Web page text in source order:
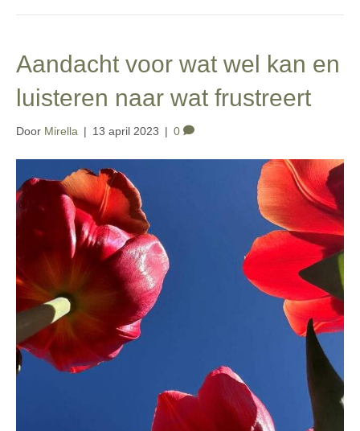
Aandacht voor wat wel kan en
luisteren naar wat frustreert
Door Mirella | 13 april 2023 | 0